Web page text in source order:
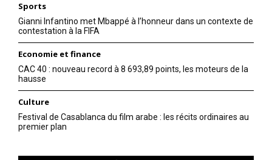
Sports
Gianni Infantino met Mbappé à l’honneur dans un contexte de
contestation à la FIFA
Economie et finance
CAC 40 : nouveau record à 8 693,89 points, les moteurs de la
hausse
Culture
Festival de Casablanca du film arabe : les récits ordinaires au
premier plan